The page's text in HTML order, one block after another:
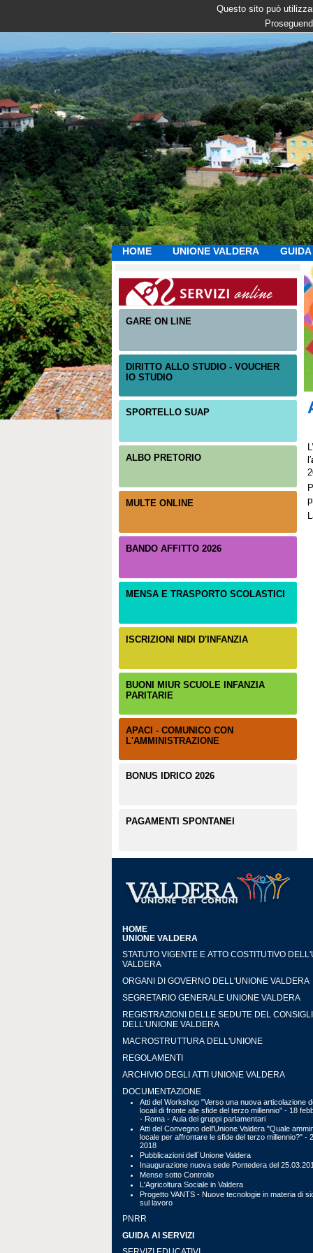
Questo sito può
HOME UNIONE VALDERA
l′
GARE ON LINE
DIRITTO ALLO STUDIO - VOUCHER
IO STUDIO
SPORTELLO SUAP
ALBO PRETORIO
MULTE ONLINE
BANDO AFFITTO 2026
MENSA E TRASPORTO SCOLASTICI
ISCRIZIONI NIDI D'INFANZIA
BUONI MIUR SCUOLE INFANZIA
PARITARIE
APACI - COMUNICO CON
L'AMMINISTRAZIONE
BONUS IDRICO 2026
PAGAMENTI SPONTANEI
HOME
UNIONE VALDERA
STATUTO VIGENTE E ATTO COSTITUTIVO
VALDERA
ORGANI DI GOVERNO DELL'UNIONE VALDERA
SEGRETARIO GENERALE UNIONE VALDERA
REGISTRAZIONI DELLE SEDUTE DEL
DELL'UNIONE VALDERA
MACROSTRUTTURA DELL'UNIONE
REGOLAMENTI
ARCHIVIO DEGLI ATTI UNIONE VALDERA
DOCUMENTAZIONE
Atti del Workshop "Verso una nuova articolazione
locali di fronte alle sfide del terzo millennio" - 18
- Roma - Aula dei gruppi parlamentari
Atti del Convegno dell'Unione Valdera "Quale
locale per affrontare le sfide del terzo millennio?" -
2018
Pubblicazioni dell´Unione Valdera
Inaugurazione nuova sede Pontedera del
Mense sotto Controllo
L'Agricoltura Sociale in Valdera
Progetto VANTS - Nuove tecnologie in materia di
sul lavoro
PNRR
GUIDA AI SERVIZI